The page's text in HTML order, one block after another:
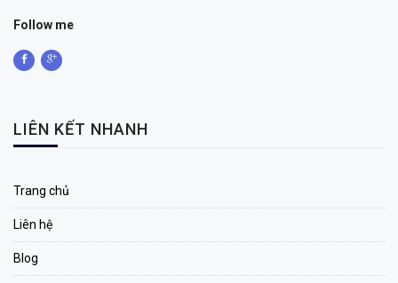
Follow me
LIÊN KẾT NHANH
Trang chủ
Liên hệ
Blog